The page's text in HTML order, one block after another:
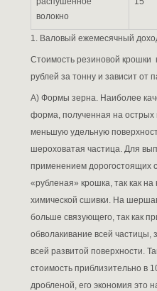
волокно
1. Валовый ежемесячный
Стоимость резиновой крошки
рублей за тонну и зависит от
А) Формы зерна. Наиболее
форма, полученная на острых
меньшую удельную
шероховатая частица. Для
применением дорогостоящих
«рубленая» крошка, так как
химической сшивки. На
больше связующего, так как
обволакивание всей
всей развитой поверхности.
стоимость приблизительно в
дробленой, его экономия это